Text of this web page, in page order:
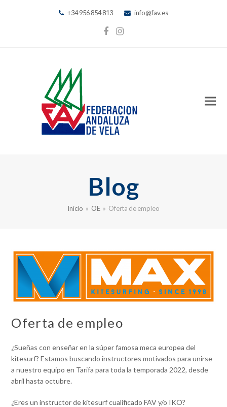
+34 956 854 813 info@fav.es
Facebook
Instagram
Blog
Inicio » OE » Oferta de empleo
Oferta de empleo
¿Sueñas con enseñar en la súper famosa meca europea del
kitesurf? Estamos buscando instructores motivados para unirse
a nuestro equipo en Tarifa para toda la temporada 2022, desde
abril hasta octubre.
¿Eres un instructor de kitesurf cualificado FAV y/o IKO?